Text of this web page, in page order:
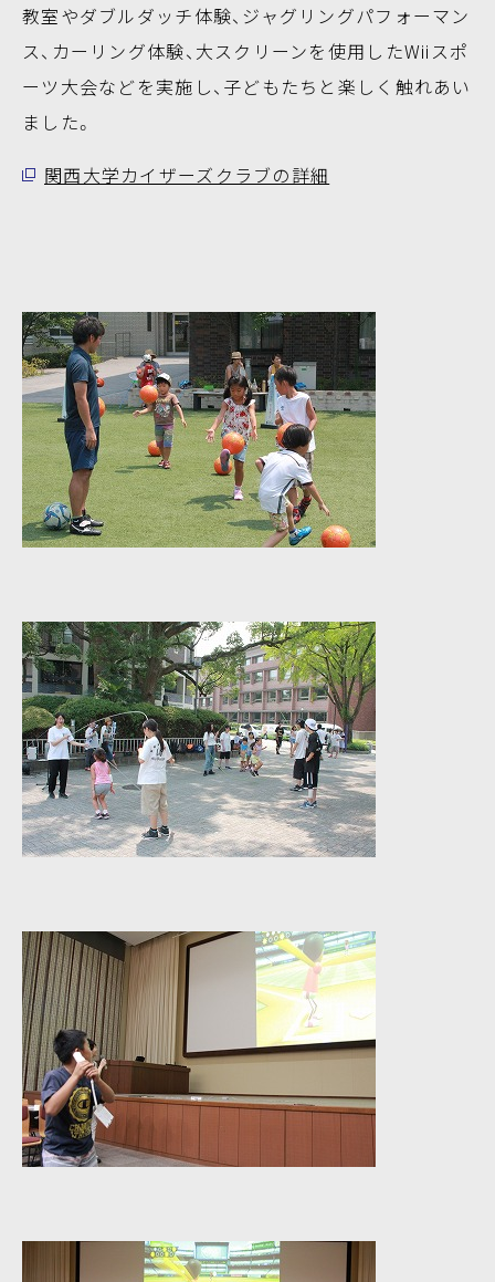
教室やダブルダッチ体験、ジャグリングパフォーマン
ス、カーリング体験、大スクリーンを使用したWiiスポ
ーツ大会などを実施し、子どもたちと楽しく触れあい
ました。
関西大学カイザーズクラブの詳細